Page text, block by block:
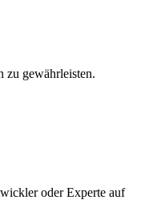
zu gewährleisten.
oder Experte auf